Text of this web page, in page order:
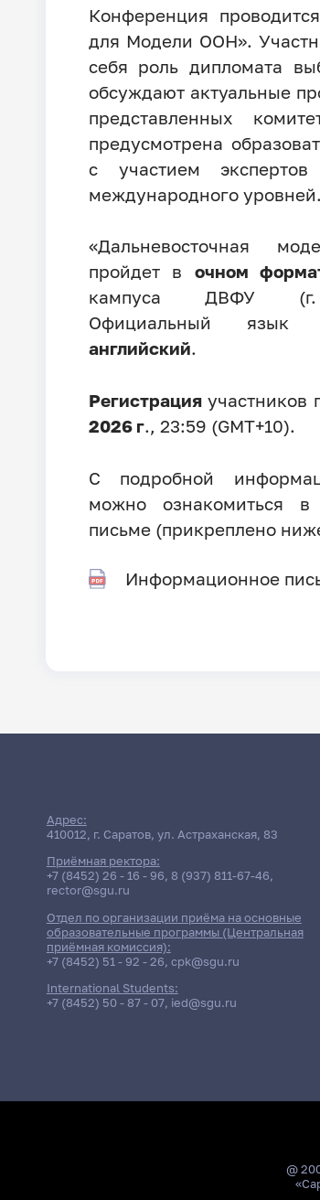
Конференция
для Модели ООН».
себя роль дипломата
обсуждают актуальные
представленных
предусмотрена
с участием
международного уровней.
«Дальневосточная
пройдет в очном
кампуса ДВФУ (г.
Официальный язык
английский.
Регистрацияучастников
2026 г., 23:59 (GMT+10).
С подробной
можно ознакомиться
письме (прикреплено
Информационное
Адрес:
410012, г. Саратов, ул. Астраханская, 83
Приёмная ректора:
+7 (8452) 26 - 16 - 96, 8 (937) 811-67-46,
rector@sgu.ru
Отдел по организации приёма на основные
образовательные программы (Центральная
приёмная комиссия):
+7 (8452) 51 - 92 - 26, cpk@sgu.ru
International Students:
+7 (8452) 50 - 87 - 07, ied@sgu.ru
@